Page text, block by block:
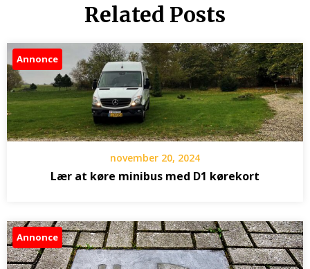
Related Posts
Annonce
november 20, 2024
Lær at køre minibus med D1 kørekort
Annonce